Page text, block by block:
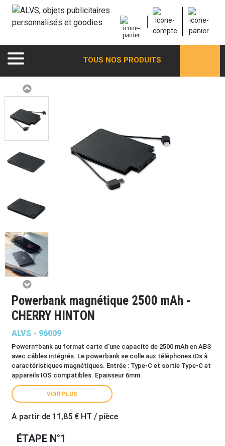
TOUS NOS PRODUITS
Powerbank magnétique 2500 mAh -
CHERRY HINTON
ALVS - 96009
Powern=bank au format carte d'une capacité de 2500 mAh en ABS
avec câbles intégrés. Le powerbank se colle aux téléphones iOs à
caractéristiques magnétiques. Entrée : Type-C et sortie Type-C et
appareils IOS compatibles. Epaisseur 6mm.
VOIR PLUS
A partir de 11,85 € HT / pièce
ÉTAPE N°1